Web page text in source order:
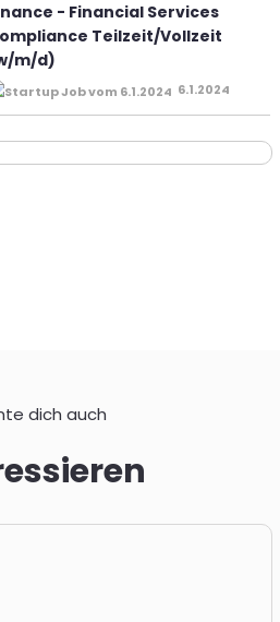
- Financial Services
Teilzeit/Vollzeit
m/d)
6.1.2024
dich auch